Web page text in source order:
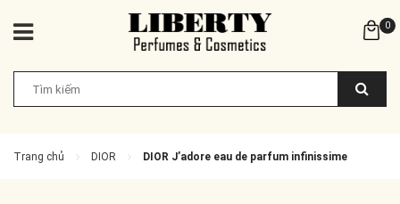
0
Trang chủ DIOR DIOR J’adore eau de parfum infinissime